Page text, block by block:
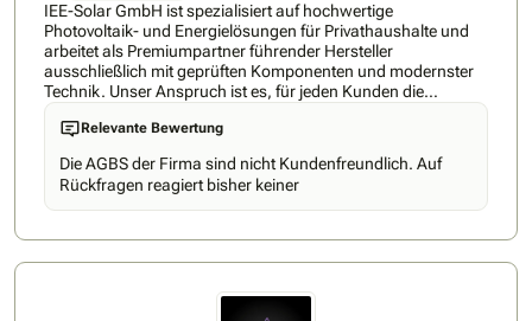
IEE-Solar GmbH ist spezialisiert auf hochwertige
Photovoltaik- und Energielösungen für Privathaushalte und
arbeitet als Premiumpartner führender Hersteller
ausschließlich mit geprüften Komponenten und modernster
Technik. Unser Anspruch ist es, für jeden Kunden die
technisch beste und langlebigste Lösung zu realisieren –
effizient, zuverlässig und zu einem fairen Preis-Leistungs-
Verhältnis. Durch unsere hohen Qualitätsstandards und
sorgfältig ausgewählten Partner garantieren wir nachhaltige
Ergebnisse und maximale Kundenzufriedenheit. Nicht
umsonst nennt man die IEE-Solar GmbH den Leuchtturm der
Relevante Bewertung
Die AGBS der Firma sind nicht Kundenfreundlich. Auf
Rückfragen reagiert bisher keiner